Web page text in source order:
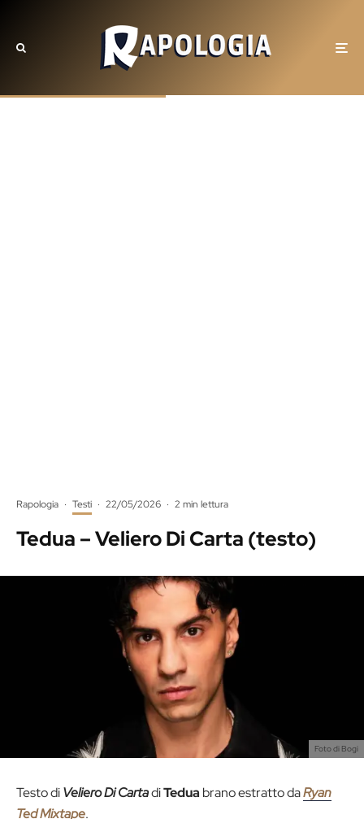
Rapologia · Testi · 22/05/2026 · 2 min lettura
Tedua – Veliero Di Carta (testo)
Foto di Bogi
Testo diVeliero Di CartadiTedua brano estratto daRyan
Ted Mixtape.